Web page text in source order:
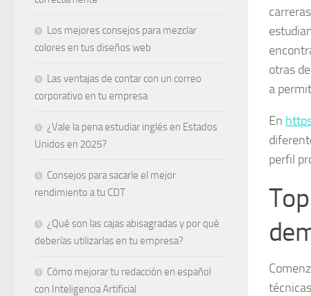
otras
a
En
perfil
Los mejores consejos para mezclar
colores en tus diseños web
Las ventajas de contar con un correo
corporativo en tu empresa
¿Vale la pena estudiar inglés en Estados
Unidos en 2025?
Consejos para sacarle el mejor
rendimiento a tu CDT
¿Qué son las cajas abisagradas y por qué
deberías utilizarlas en tu empresa?
Cómo mejorar tu redacción en español
con Inteligencia Artificial